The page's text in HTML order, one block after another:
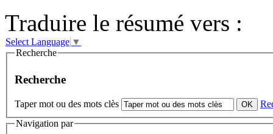
Traduire le résumé vers :
Select Language ▼
Recherche
Recherche
Taper mot ou des mots clès
Navigation par